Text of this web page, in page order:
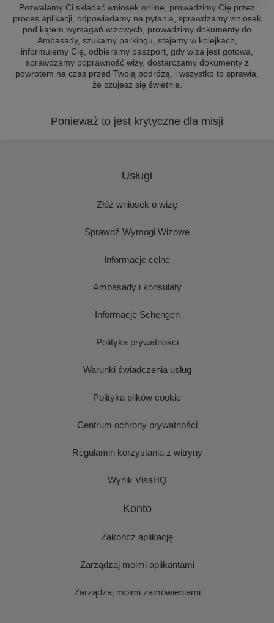
Pozwalamy Ci składać wniosek online, prowadzimy Cię przez
proces aplikacji, odpowiadamy na pytania, sprawdzamy wniosek
pod kątem wymagań wizowych, prowadzimy dokumenty do
Ambasady, szukamy parkingu, stajemy w kolejkach,
informujemy Cię, odbieramy paszport, gdy wiza jest gotowa,
sprawdzamy poprawność wizy, dostarczamy dokumenty z
powrotem na czas przed Twoją podróżą, i wszystko to sprawia,
że czujesz się świetnie.
Ponieważ to jest krytyczne dla misji
Usługi
Złóż wniosek o wizę
Sprawdź Wymogi Wizowe
Informacje celne
Ambasady i konsulaty
Informacje Schengen
Polityka prywatności
Warunki świadczenia usług
Polityka plików cookie
Centrum ochrony prywatności
Regulamin korzystania z witryny
Wynik VisaHQ
Konto
Zakończ aplikację
Zarządzaj moimi aplikantami
Zarządzaj moimi zamówieniami